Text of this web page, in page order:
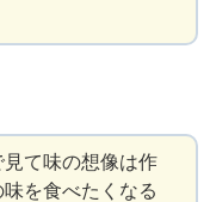
見て味の想像は作
を食べたくなる